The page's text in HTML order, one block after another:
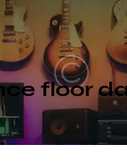
floor